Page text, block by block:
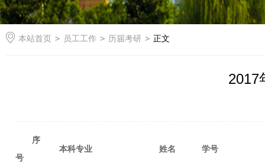
本站首页 > 员工工作 > 历届考研 > 正文
2017
序
号
本科专业 姓名 学号